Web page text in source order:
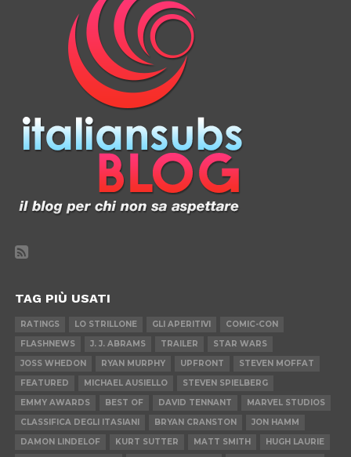
TAG PIÙ USATI
RATINGS LO STRILLONE GLI APERITIVI
COMIC-CON
FLASHNEWS
J. J. ABRAMS TRAILER
STAR WARS
JOSS WHEDON
RYAN MURPHY UPFRONT
STEVEN MOFFAT
FEATURED
MICHAEL AUSIELLO
STEVEN SPIELBERG
EMMY AWARDS
BEST OF DAVID TENNANT
MARVEL STUDIOS
CLASSIFICA DEGLI ITASIANI
BRYAN CRANSTON
JON HAMM
DAMON LINDELOF
KURT SUTTER MATT SMITH
HUGH LAURIE